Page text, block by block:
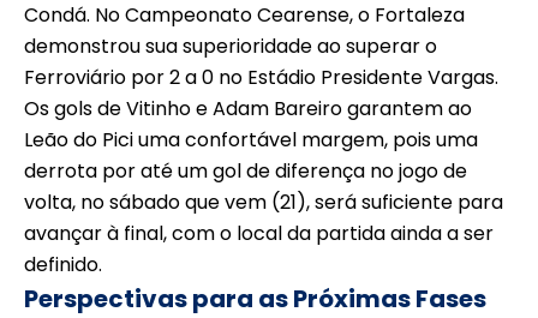
Condá. No Campeonato Cearense, o Fortaleza
demonstrou sua superioridade ao superar o
Ferroviário por 2 a 0 no Estádio Presidente Vargas.
Os gols de Vitinho e Adam Bareiro garantem ao
Leão do Pici uma confortável margem, pois uma
derrota por até um gol de diferença no jogo de
volta, no sábado que vem (21), será suficiente para
avançar à final, com o local da partida ainda a ser
definido.
Perspectivas para as Próximas Fases